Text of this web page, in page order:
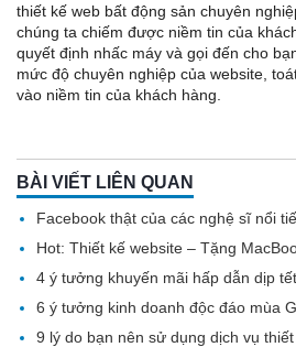
thiết kế web bất động sản chuyên
chúng ta chiếm được niềm tin của
quyết định nhấc máy và gọi đến cho
mức độ chuyên nghiệp của website,
vào niềm tin của khách hàng.
BÀI VIẾT LIÊN QUAN
Facebook thật của các nghệ sĩ nổi
Hot: Thiết kế website – Tặng
4 ý tưởng khuyến mãi hấp dẫn dịp
6 ý tưởng kinh doanh độc đáo mùa
9 lý do bạn nên sử dụng dịch vụ